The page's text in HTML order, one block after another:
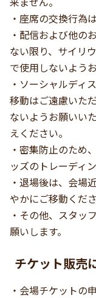
・座席の交換行為
・配信および他の
ない限り、サイリ
で使用しないよう
・ソーシャルディ
移動はご遠慮いた
ないようお願いい
えください。
・密集防止のため
ッズのトレーディ
・退場後は、会場
やかにご移動くださ
・その他、スタッ
願いします。
チケット販売
・会場チケットの